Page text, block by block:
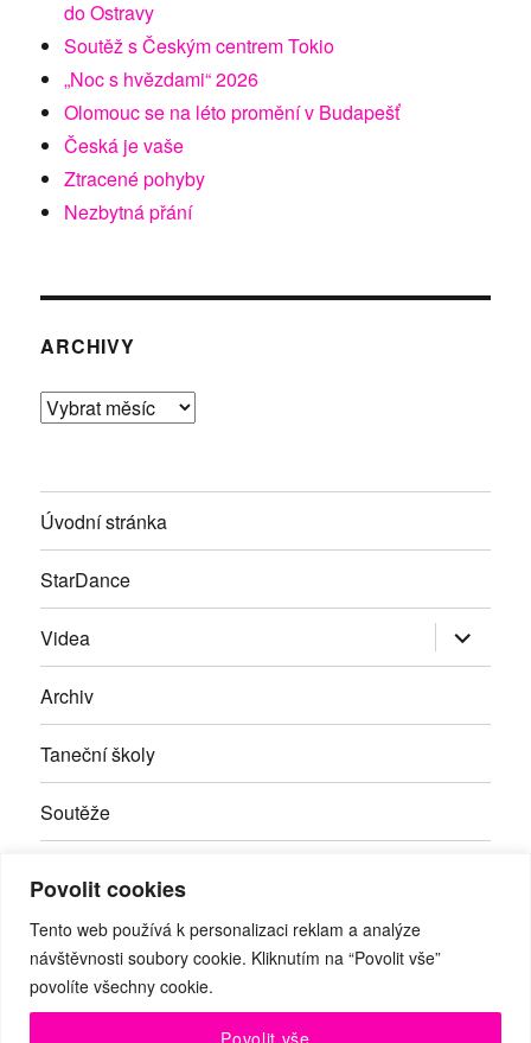
Povolit cookies
Tento web používá k personalizaci reklam a analýze
návštěvnosti soubory cookie. Kliknutím na “Povolit vše”
povolíte všechny cookie.
Povolit vše
do Ostravy
Soutěž s Českým centrem Tokio
„Noc s hvězdami“ 2026
Olomouc se na léto promění v Budapešť
Česká je vaše
Ztracené pohyby
Nezbytná přání
ARCHIVY
Archivy
Úvodní stránka
StarDance
Videa Zobrazit
položky
Archiv
Taneční školy
Soutěže
Kontakty
Facebook
RSS Youtube